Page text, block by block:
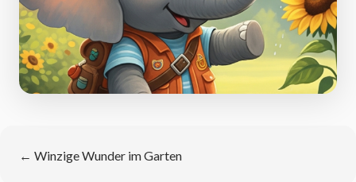
← Winzige Wunder im Garten